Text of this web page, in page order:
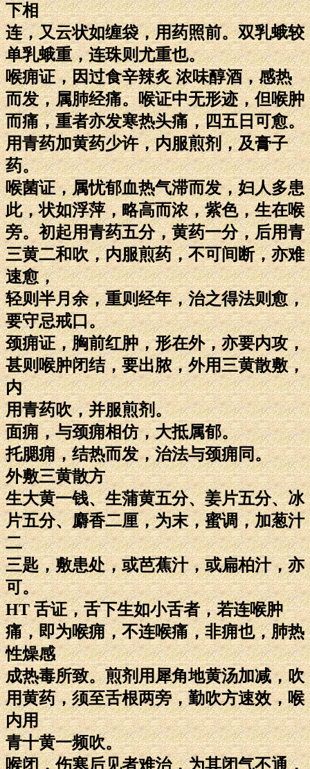
下相
连，又云状如缠袋，用药照前。双乳蛾较
单乳蛾重，连珠则尤重也。
喉痈证，因过食辛辣炙 浓味醇酒，感热
而发，属肺经痛。喉证中无形迹，但喉肿
而痛，重者亦发寒热头痛，四五日可愈。
用青药加黄药少许，内服煎剂，及膏子
药。
喉菌证，属忧郁血热气滞而发，妇人多患
此，状如浮萍，略高而浓，紫色，生在喉
旁。初起用青药五分，黄药一分，后用青
三黄二和吹，内服煎药，不可间断，亦难
速愈，
轻则半月余，重则经年，治之得法则愈，
要守忌戒口。
颈痈证，胸前红肿，形在外，亦要内攻，
甚则喉肿闭结，要出脓，外用三黄散敷，
内
用青药吹，并服煎剂。
面痈，与颈痈相仿，大抵属郁。
托腮痈，结热而发，治法与颈痈同。
外敷三黄散方
生大黄一钱、生蒲黄五分、姜片五分、冰
片五分、麝香二厘，为末，蜜调，加葱汁
二
三匙，敷患处，或芭蕉汁，或扁柏汁，亦
可。
HT 舌证，舌下生如小舌者，若连喉肿
痛，即为喉痈，不连喉痛，非痈也，肺热
性燥感
成热毒所致。煎剂用犀角地黄汤加减，吹
用黄药，须至舌根两旁，勤吹方速效，喉
内用
青十黄一频吹。
喉闭，伤寒后见者难治，为其闭气不通，